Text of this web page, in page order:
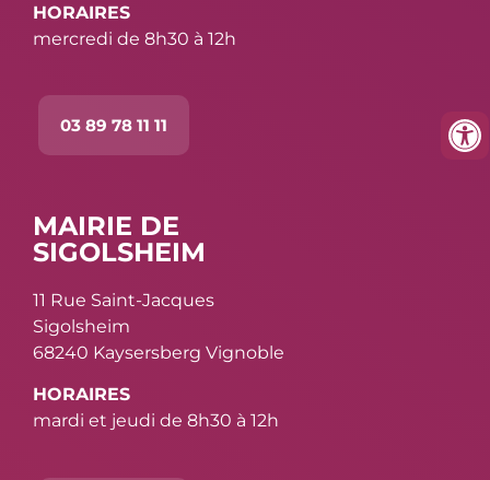
HORAIRES
mercredi de 8h30 à 12h
03 89 78 11 11
MAIRIE DE
SIGOLSHEIM
11 Rue Saint-Jacques
Sigolsheim
68240 Kaysersberg Vignoble
HORAIRES
mardi et jeudi de 8h30 à 12h